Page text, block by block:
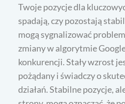
Twoje pozycje dla
spadają, czy pozostają
mogą sygnalizować
zmiany w algorytmie
konkurencji. Stały wzrost
pożądany i świadczy o
działań. Stabilne pozycje,